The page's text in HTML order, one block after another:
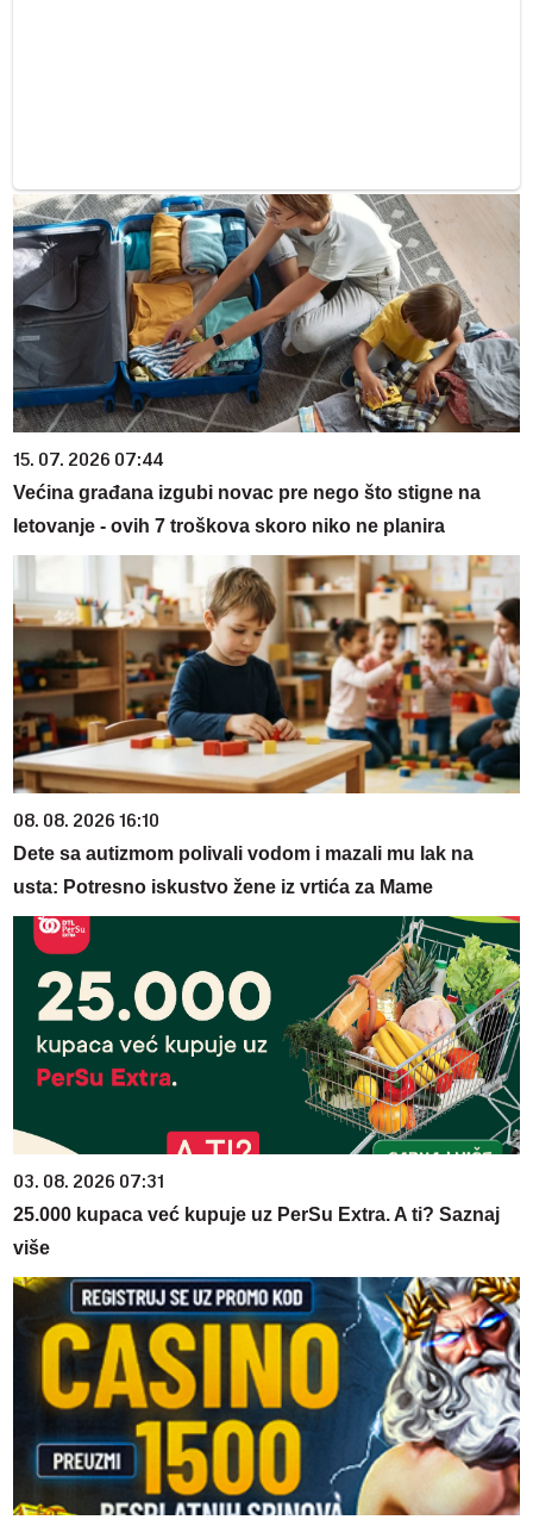
15. 07. 2026 07:44
Većina građana izgubi novac pre nego što stigne na
letovanje - ovih 7 troškova skoro niko ne planira
08. 08. 2026 16:10
Dete sa autizmom polivali vodom i mazali mu lak na
usta: Potresno iskustvo žene iz vrtića za Mame
03. 08. 2026 07:31
25.000 kupaca već kupuje uz PerSu Extra. A ti? Saznaj
više